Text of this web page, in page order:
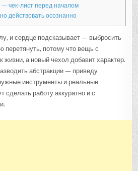
— чек-лист перед началом
действовать осознанно
и сердце подсказывает — выбросить
перетянуть, потому что вещь с
жизни, а новый чехол добавит характер.
абстракции — приведу
инструменты и реальные
сделать работу аккуратно и с